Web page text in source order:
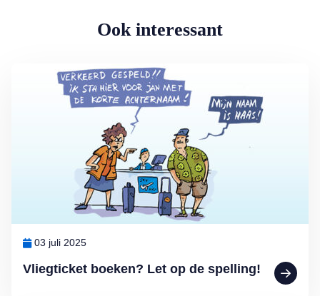
Ook interessant
Vliegticket boeken? Let op de spelling!
03 juli 2025
Lees meer over Vliegticket boeken? Let op de spelling!